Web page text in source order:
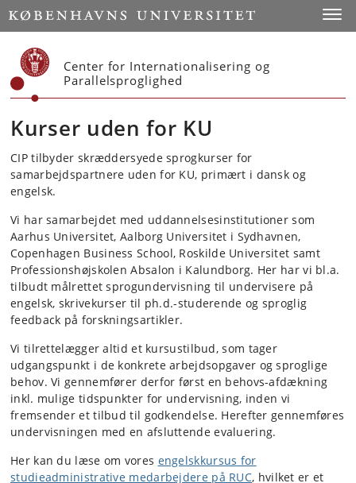
Start
Center for Internationalisering og
Parallelsproglighed
Kurser uden for KU
CIP tilbyder skræddersyede sprogkurser for
samarbejdspartnere uden for KU, primært i dansk og
engelsk.
Vi har samarbejdet med uddannelsesinstitutioner som
Aarhus Universitet, Aalborg Universitet i Sydhavnen,
Copenhagen Business School, Roskilde Universitet samt
Professionshøjskolen Absalon i Kalundborg. Her har vi bl.a.
tilbudt målrettet sprogundervisning til undervisere på
engelsk, skrivekurser til ph.d.-studerende og sproglig
feedback på forskningsartikler.
Vi tilrettelægger altid et kursustilbud, som tager
udgangspunkt i de konkrete arbejdsopgaver og sproglige
behov. Vi gennemfører derfor først en behovs-afdækning
inkl. mulige tidspunkter for undervisning, inden vi
fremsender et tilbud til godkendelse. Herefter gennemføres
undervisningen med en afsluttende evaluering.
Her kan du læse om vores engelskkursus for
studieadministrative medarbejdere på RUC, hvilket er et